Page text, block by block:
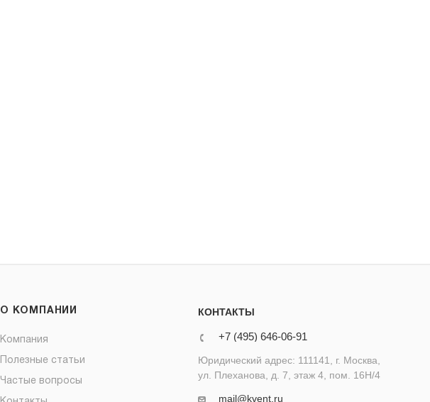
О КОМПАНИИ
Компания
Полезные статьи
Частые вопросы
КОНТАКТЫ
+7 (495) 646-06-91
Юридический адрес: 111141, г. Москва,
ул. Плеханова, д. 7, этаж 4, пом. 16Н/4
mail@kvent.ru